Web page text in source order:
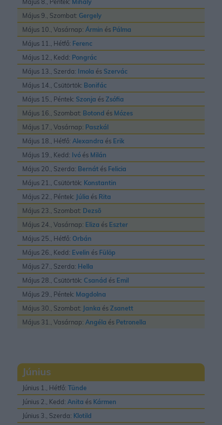
Május 9., Szombat: Gergely
Május 10., Vasárnap: Ármin és Pálma
Május 11., Hétfő: Ferenc
Május 12., Kedd: Pongrác
Május 13., Szerda: Imola és Szervác
Május 14., Csütörtök: Bonifác
Május 15., Péntek: Szonja ésZsófia
Május 16., Szombat: Botond és Mózes
Május 17., Vasárnap: Paszkál
Május 18., Hétfő: Alexandra és Erik
Május 19., Kedd: Ivó és Milán
Május 20., Szerda: Bernát és Felicia
Május 21., Csütörtök: Konstantin
Május 22., Péntek: Júlia és Rita
Május 23., Szombat: Dezsõ
Május 24., Vasárnap: Eliza és Eszter
Május 25., Hétfő: Orbán
Május 26., Kedd: Evelin és Fülöp
Május 27., Szerda: Hella
Május 28., Csütörtök: Csanád és Emil
Május 29., Péntek: Magdolna
Május 30., Szombat: Janka ésZsanett
Május 31., Vasárnap: Angéla és Petronella
Június
Június 1., Hétfő: Tünde
Június 2., Kedd: Anita és Kármen
Június 3., Szerda: Klotild